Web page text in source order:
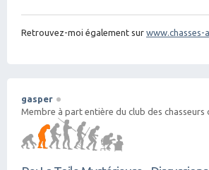
Retrouvez-moi également sur www.chasses-
gasper
Membre à part entière du club des chasseurs